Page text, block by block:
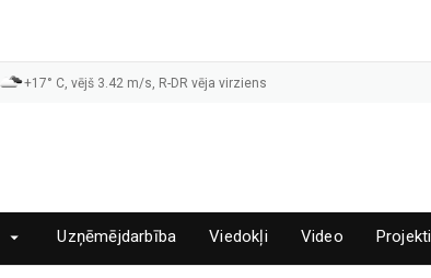
+17° C, vējš 3.42 m/s, R-DR vēja virziens
Uzņēmējdarbība Viedokļi Video Projekti